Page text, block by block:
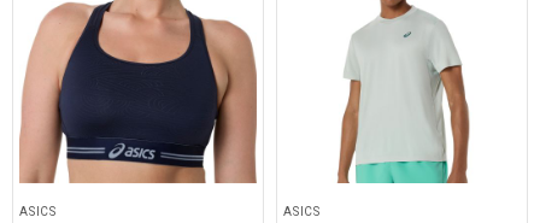
ASICS ASICS